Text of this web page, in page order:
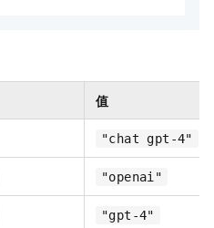
值
"chat gpt-4"
"openai"
"gpt-4"